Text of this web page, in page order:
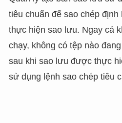
tiêu chuẩn để sao chép
thực hiện sao lưu. Ngay cả
chạy, không có tệp nào
sau khi sao lưu được thực
sử dụng lệnh sao chép tiêu